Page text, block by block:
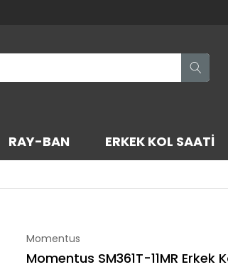
RAY-BAN ERKEK KOL SAATI
Momentus
Momentus SM361T-11MR Erkek